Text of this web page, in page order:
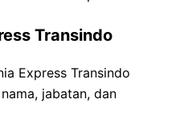
Transindo
Express Transindo
jabatan, dan